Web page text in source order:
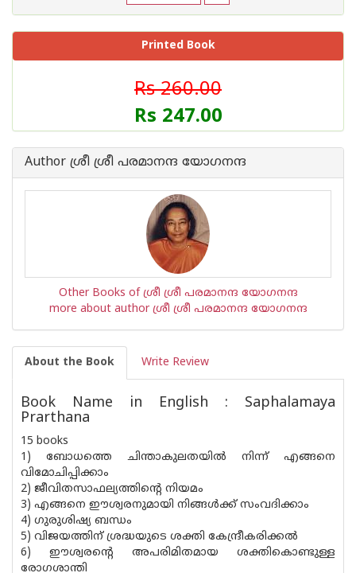
Printed Book
Rs 260.00
Rs 247.00
Author ശ്രീ ശ്രീ പരമാനന്ദ യോഗനന്ദ
Other Books of ശ്രീ ശ്രീ പരമാനന്ദ യോഗനന്ദ
more about author ശ്രീ ശ്രീ പരമാനന്ദ യോഗനന്ദ
About the Book Write Review
Book Name in English : Saphalamaya
Prarthana
15 books
1) ബോധത്തെ ചിന്താകുലതയിൽ നിന്ന് എങ്ങനെ
വിമോചിപ്പിക്കാം
2) ജീവിതസാഫല്യത്തിന്റെ നിയമം
3) എങ്ങനെ ഈശ്വരനുമായി നിങ്ങൾക്ക് സംവദിക്കാം
4) ഗുരുശിഷ്യ ബന്ധം
5) വിജയത്തിന് ശ്രദ്ധയുടെ ശക്തി കേന്ദ്രീകരിക്കൽ
6) ഈശ്വരന്റെ അപരിമിതമായ ശക്തികൊണ്ടുള്ള
രോഗശാന്തി